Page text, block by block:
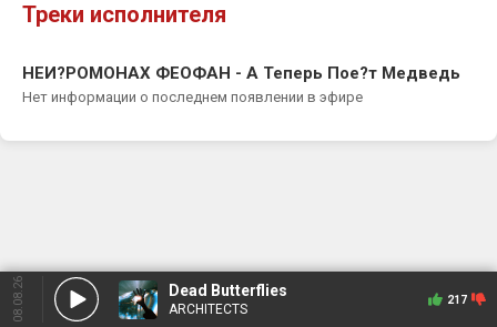
Треки исполнителя
НЕИ?РОМОНАХ ФЕОФАН - А Теперь Пое?т Медведь
Нет информации о последнем появлении в эфире
08.08.26 Dead Butterflies
ARCHITECTS
217